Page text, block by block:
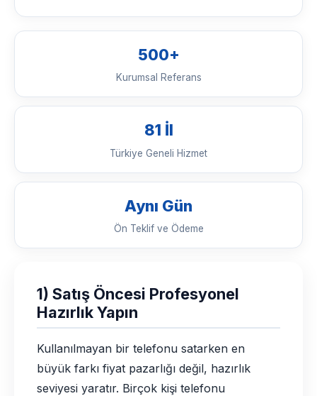
500+
Kurumsal Referans
81 İl
Türkiye Geneli Hizmet
Aynı Gün
Ön Teklif ve Ödeme
1) Satış Öncesi Profesyonel
Hazırlık Yapın
Kullanılmayan bir telefonu satarken en
büyük farkı fiyat pazarlığı değil, hazırlık
seviyesi yaratır. Birçok kişi telefonu